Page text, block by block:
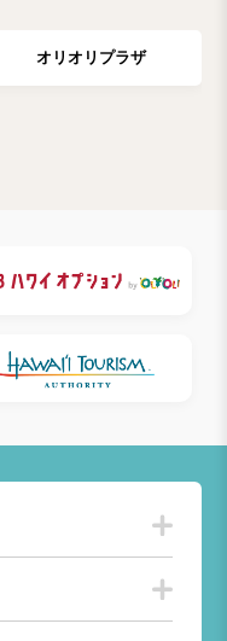
オリオリプラザ